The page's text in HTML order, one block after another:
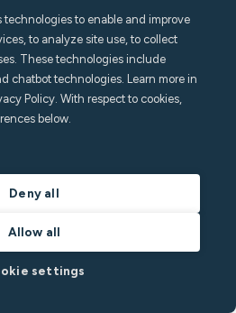
moho en tu casa con consejos de
y prevención para mantener
y de tus inquilinos.
Rentals
technologies to enable and improve
to analyze site use, to collect
These technologies include
chatbot technologies. Learn more in
Policy. With respect to cookies,
below.
Deny all
Allow all
settings